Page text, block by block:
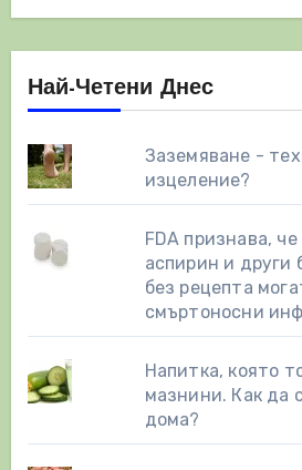
Най-Четени Днес
Заземяване -
изцеление?
FDA признава,
аспирин и други
без рецепта
смъртоносни
Напитка, която
мазнини. Как да
дома?